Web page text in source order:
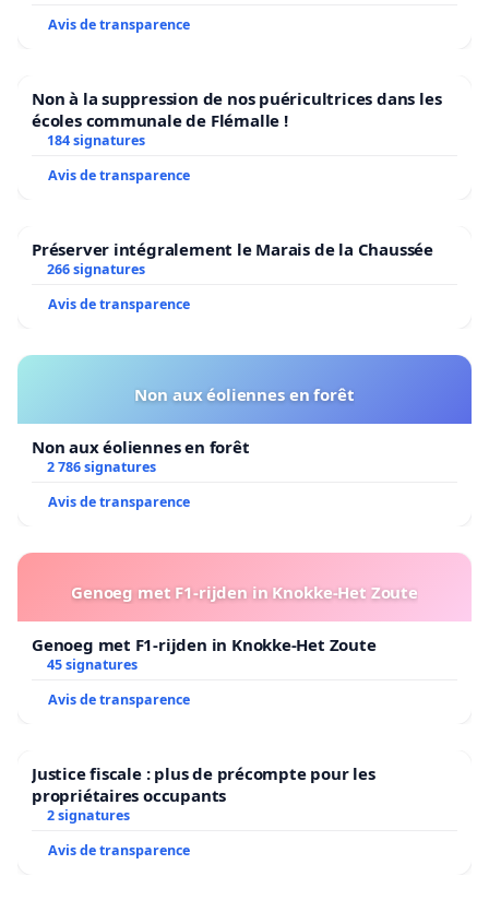
Avis de transparence
Non à la suppression de nos puéricultrices dans les
écoles communale de Flémalle !
184 signatures
Avis de transparence
Préserver intégralement le Marais de la Chaussée
266 signatures
Avis de transparence
Non aux éoliennes en forêt
Non aux éoliennes en forêt
2 786 signatures
Avis de transparence
Genoeg met F1-rijden in Knokke-Het Zoute
Genoeg met F1-rijden in Knokke-Het Zoute
45 signatures
Avis de transparence
Justice fiscale : plus de précompte pour les
propriétaires occupants
2 signatures
Avis de transparence